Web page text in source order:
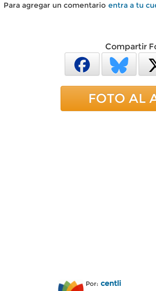
Para agregar un comentario entra a tu
Compartir
FOTO AL
Por: centli